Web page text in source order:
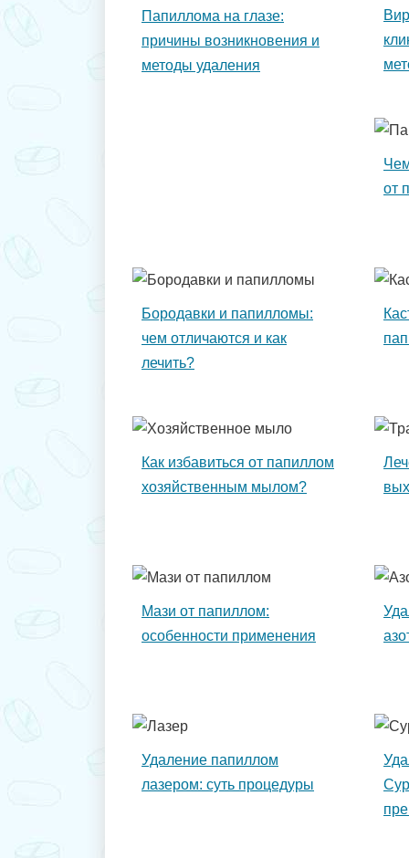
Папиллома на глазе:
причины возникновения и
методы удаления
от
Бородавки и папилломы:
чем отличаются и как
лечить?
Как избавиться от папиллом
хозяйственным мылом?
Мази от папиллом:
особенности применения
Удаление папиллом
лазером: суть процедуры